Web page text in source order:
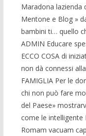
Maradona
Mentone e Blog »
bambini ti… quello
ADMIN Educare
ECCO COSA di
non dà connessi
FAMIGLIA Per le
chi non può fare
del Paese»
come le intelligente
Romam vacuam